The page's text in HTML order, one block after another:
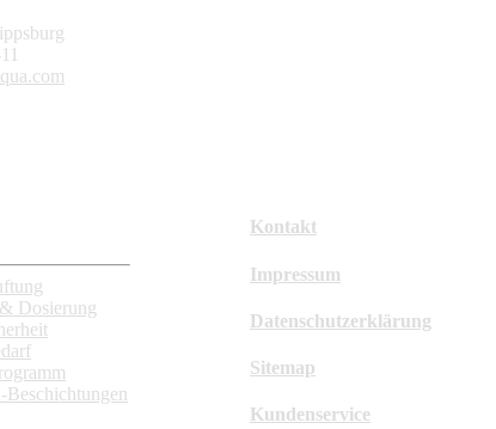
Kontakt
Impressum
Datenschutzerklärung
Sitemap
Kundenservice
Dosierung